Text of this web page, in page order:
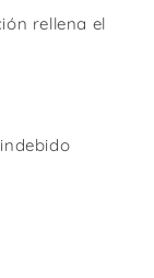
rellena el